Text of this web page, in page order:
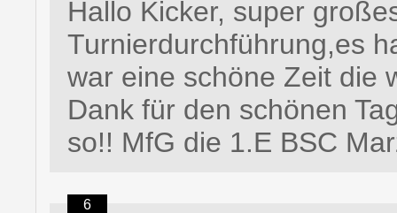
Hallo Kicker, super
Turnierdurchführung,es
war eine schöne Zeit die
Dank für den schönen
so!! MfG die 1.E BSC
6